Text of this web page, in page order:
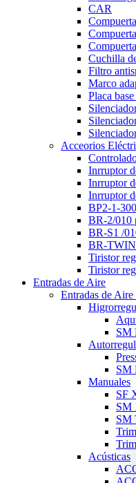
CAR
Cuchilla
Filtro
Marco
Placa
Acceorios
Inrruptor
Inrruptor
Inrruptor
BP2-1-
BR-2/010
BR-S1 /
BR-TWIN
Tiristor
Tiristor
Entradas de Aire
Entradas de
SM
SM
Manuales
SF
SM
SM
Acústicas